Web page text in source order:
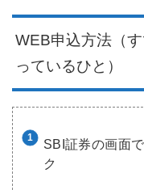
WEB申込方法（
っているひと）
SBI証券の画面
ク